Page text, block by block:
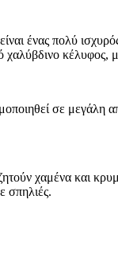
ένας πολύ
χαλύβδινο
σε μεγάλη
χαμένα και
σπηλιές.